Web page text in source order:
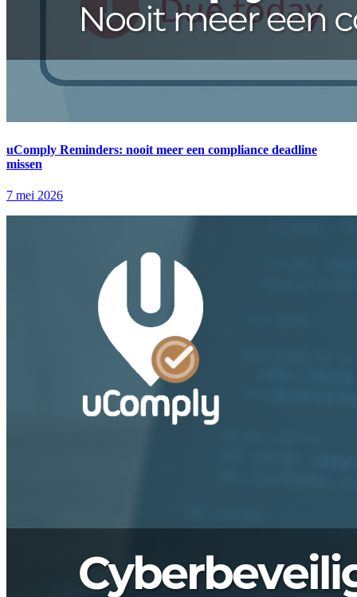
uComply Reminders: nooit meer een compliance deadline
missen
7 mei 2026